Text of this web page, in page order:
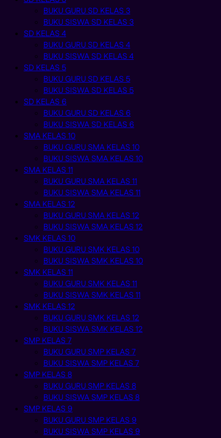
BUKU GURU SD KELAS 3
BUKU SISWA SD KELAS 3
SD KELAS 4
BUKU GURU SD KELAS 4
BUKU SISWA SD KELAS 4
SD KELAS 5
BUKU GURU SD KELAS 5
BUKU SISWA SD KELAS 5
SD KELAS 6
BUKU GURU SD KELAS 6
BUKU SISWA SD KELAS 6
SMA KELAS 10
BUKU GURU SMA KELAS 10
BUKU SISWA SMA KELAS 10
SMA KELAS 11
BUKU GURU SMA KELAS 11
BUKU SISWA SMA KELAS 11
SMA KELAS 12
BUKU GURU SMA KELAS 12
BUKU SISWA SMA KELAS 12
SMK KELAS 10
BUKU GURU SMK KELAS 10
BUKU SISWA SMK KELAS 10
SMK KELAS 11
BUKU GURU SMK KELAS 11
BUKU SISWA SMK KELAS 11
SMK KELAS 12
BUKU GURU SMK KELAS 12
BUKU SISWA SMK KELAS 12
SMP KELAS 7
BUKU GURU SMP KELAS 7
BUKU SISWA SMP KELAS 7
SMP KELAS 8
BUKU GURU SMP KELAS 8
BUKU SISWA SMP KELAS 8
SMP KELAS 9
BUKU GURU SMP KELAS 9
BUKU SISWA SMP KELAS 9